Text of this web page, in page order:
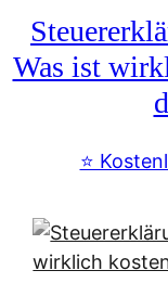
&
f
r
e
u
s
a
h
g
s
y
Was ist
⭐️